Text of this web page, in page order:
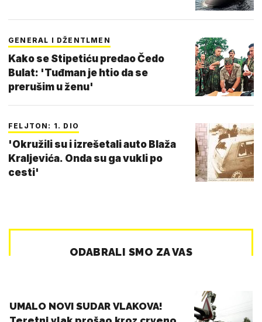
GENERAL I DŽENTLMEN
Kako se Stipetiću predao Čedo
Bulat: 'Tuđman je htio da se
prerušim u ženu'
FELJTON: 1. DIO
'Okružili su i izrešetali auto Blaža
Kraljevića. Onda su ga vukli po
cesti'